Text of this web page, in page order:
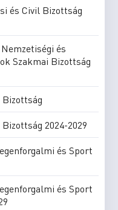
és Civil Bizottság
és
Szakmai Bizottság
Bizottság
2024-2029
és Sport
és Sport